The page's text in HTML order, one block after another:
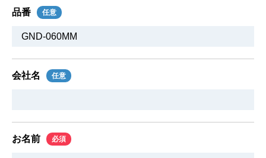
品番 任意
会社名 任意
お名前 必須